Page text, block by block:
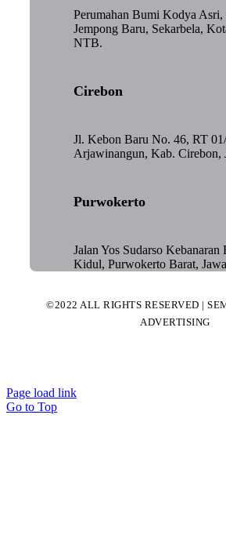
Perumahan Bumi Kodya Asri,
Jempong Baru, Sekarbela,
NTB.
Cirebon
Jl. Kebon Baru No. 46, RT
Arjawinangun, Kab. Cirebon,
Purwokerto
Jalan Yos Sudarso Kebanaran
Kidul, Purwokerto Barat,
©2022 ALL RIGHTS RESERVED |
ADVERTISING
Page load link
Go to Top